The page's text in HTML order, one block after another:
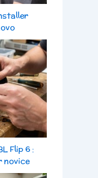
Flip 6 :
novice